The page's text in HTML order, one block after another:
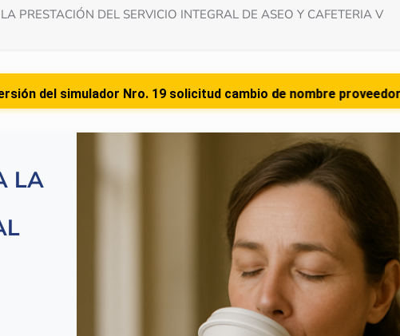
PRESTACIÓN DEL SERVICIO INTEGRAL DE ASEO Y CAFETERIA V
Nro. 19 solicitud cambio de nombre proveedor (17 de julio
LA